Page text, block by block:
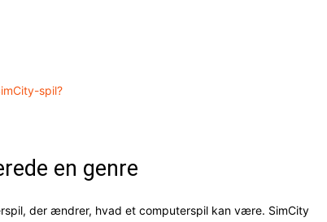
spil?
en genre
der ændrer, hvad et computerspil kan være. SimCity